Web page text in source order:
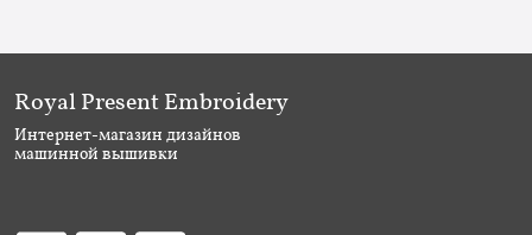
Royal Present Embroidery
Интернет-магазин дизайнов
машинной вышивки